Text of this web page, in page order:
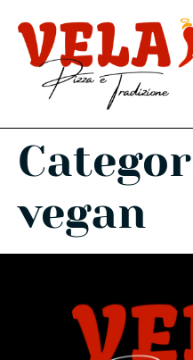
vegan